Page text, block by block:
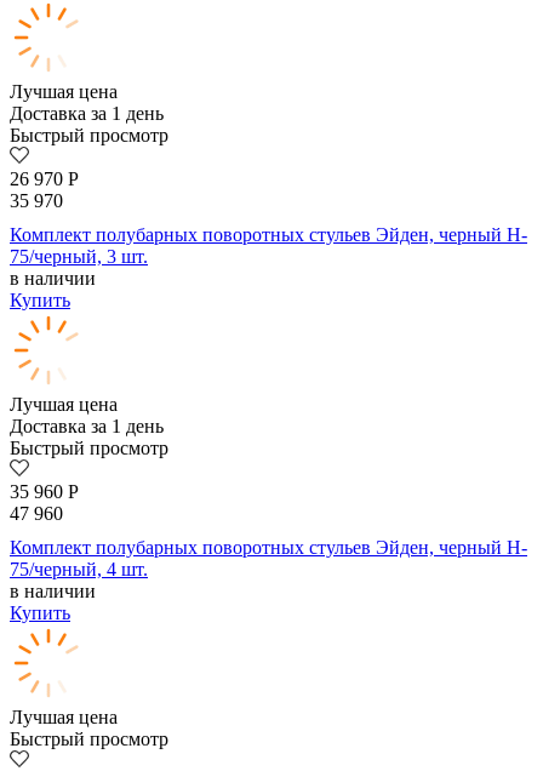
Лучшая цена
Доставка за 1 день
Быстрый просмотр
26 970 Р
35 970
Комплект полубарных поворотных стульев Эйден, черный H-
75/черный, 3 шт.
в наличии
Купить
Лучшая цена
Доставка за 1 день
Быстрый просмотр
35 960 Р
47 960
Комплект полубарных поворотных стульев Эйден, черный H-
75/черный, 4 шт.
в наличии
Купить
Лучшая цена
Быстрый просмотр